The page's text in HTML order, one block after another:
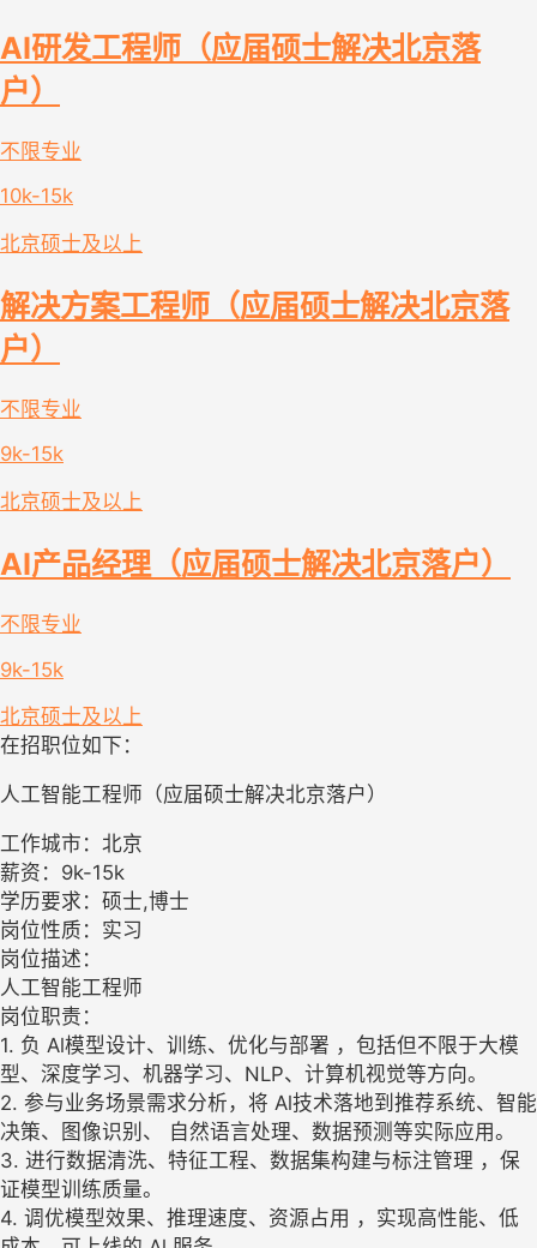
AI研发工程师（应届硕士解决北京落
户）
不限专业
10k-15k
北京硕士及以上
解决方案工程师（应届硕士解决北京落
户）
不限专业
9k-15k
北京硕士及以上
AI产品经理（应届硕士解决北京落户）
不限专业
9k-15k
北京硕士及以上
在招职位如下：
人工智能工程师（应届硕士解决北京落户）
工作城市：北京
薪资：9k-15k
学历要求：硕士,博士
岗位性质：实习
岗位描述：
人工智能工程师
岗位职责：
1. 负 Al模型设计、训练、优化与部署 ，包括但不限于大模
型、深度学习、机器学习、NLP、计算机视觉等方向。
2. 参与业务场景需求分析，将 Al技术落地到推荐系统、智能
决策、图像识别、 自然语言处理、数据预测等实际应用。
3. 进行数据清洗、特征工程、数据集构建与标注管理 ，保
证模型训练质量。
4. 调优模型效果、推理速度、资源占用 ，实现高性能、低